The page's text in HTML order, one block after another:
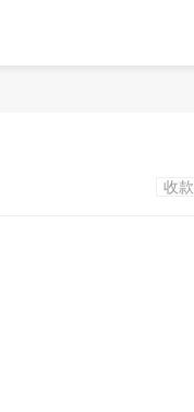
收